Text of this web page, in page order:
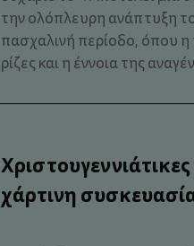
την ολόπλευρη ανάπτυξη
πασχαλινή περίοδο, όπου
ρίζες και η έννοια της
χάρτινη